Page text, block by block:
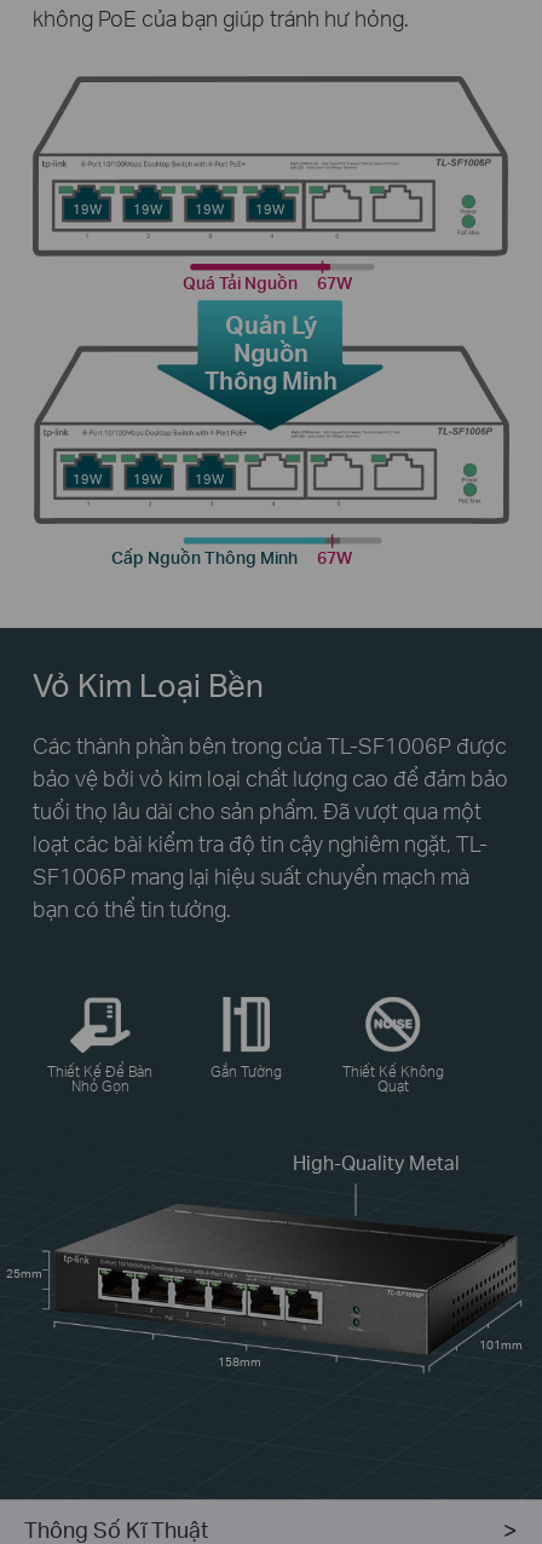
Quá Tải Nguồn 67W
Quản Lý
Nguồn
Thông Minh
Cấp Nguồn Thông Minh 67W
19W 19W 19W 19W
19W 19W 19W
không PoE của bạn giúp tránh hư hỏng.
High-Quality Metal
25mm
158mm
101mm
Vỏ Kim Loại Bền
Các thành phần bên trong của TL-SF1006P được
bảo vệ bởi vỏ kim loại chất lượng cao để đảm bảo
tuổi thọ lâu dài cho sản phẩm. Đã vượt qua một
loạt các bài kiểm tra độ tin cậy nghiêm ngặt, TL-
SF1006P mang lại hiệu suất chuyển mạch mà
bạn có thể tin tưởng.
Thiết Kế Để Bàn
Nhỏ Gọn
Gắn Tường Thiết Kế Không
Quạt
Thông Số Kĩ Thuật